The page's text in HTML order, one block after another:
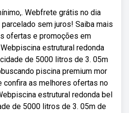
Webfrete grátis no dia
sem juros! Saiba mais
ofertas e promoções em
estrutural redonda
de 5000 litros de 3. 05m
piscina premium mor
confira as melhores ofertas no
estrutural redonda bel
de 5000 litros de 3. 05m de